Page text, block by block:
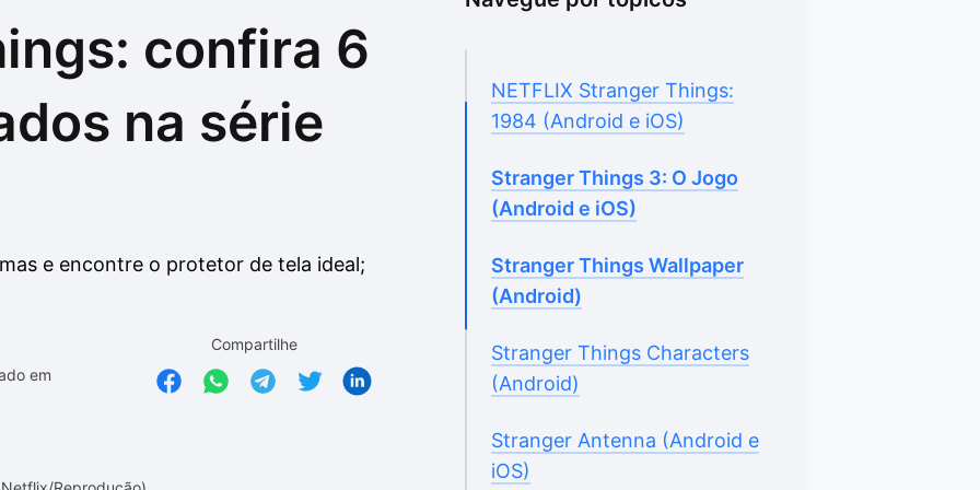
confira 6
na série
e encontre o protetor de tela ideal;
em
Compartilhe
NETFLIX Stranger Things:
1984 (Android e iOS)
Stranger Things 3: O Jogo
(Android e iOS)
Stranger Things Wallpaper
(Android)
Stranger Things Characters
(Android)
Stranger Antenna (Android e
iOS)